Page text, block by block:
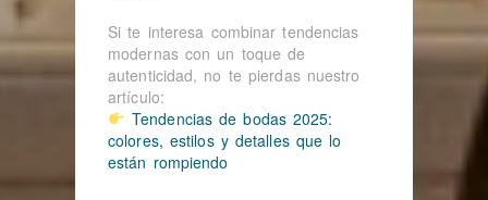
Si te interesa combinar tendencias
modernas con un toque de
autenticidad, no te pierdas nuestro
artículo:
Tendencias de bodas 2025:
colores, estilos y detalles que lo
están rompiendo